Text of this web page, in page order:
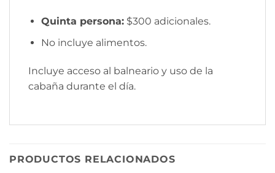
Quinta persona:$300 adicionales.
No incluye alimentos.
Incluye acceso al balneario y uso de la
cabaña durante el día.
PRODUCTOS RELACIONADOS